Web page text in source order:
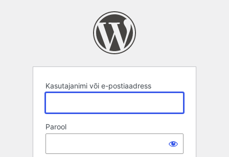
Kasutajanimi või e-postiaadress
Parool